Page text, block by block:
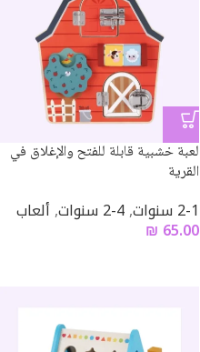
لعبة خشبية قابلة للفتح والإغلاق في
القرية
2-1 سنوات ,4-2 سنوات ,ألعاب
₪ 65.00